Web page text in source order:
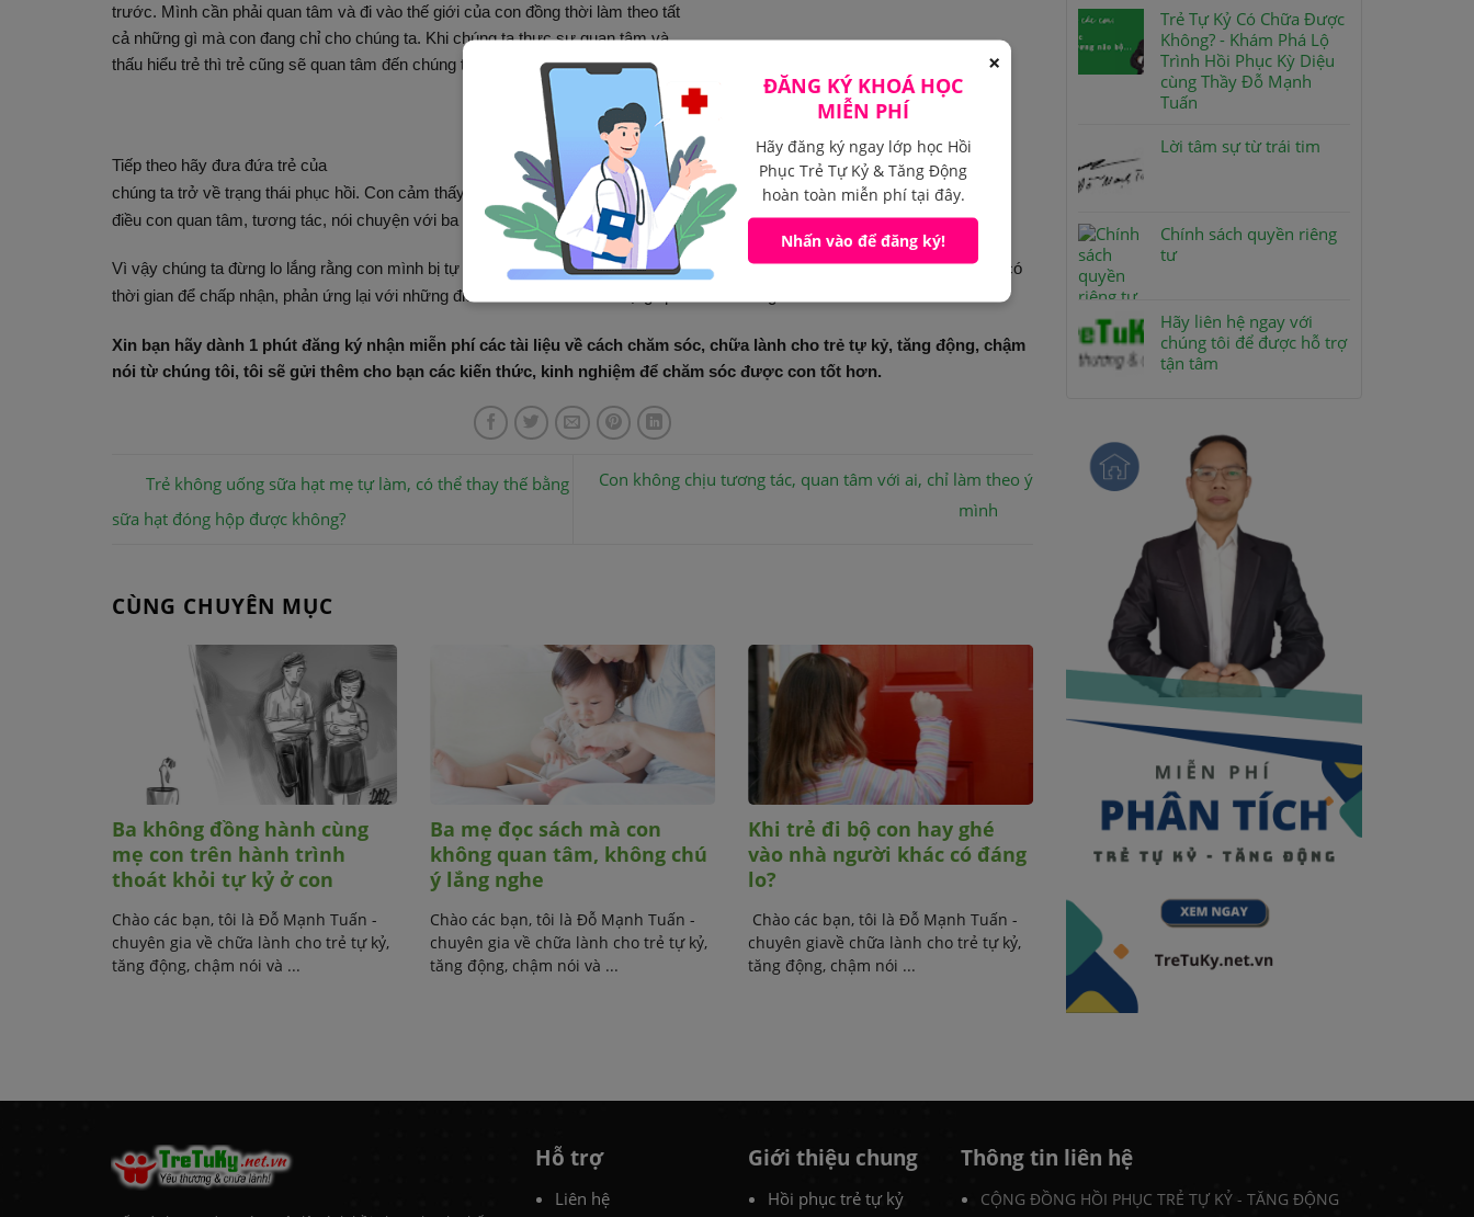
trước. Mình cần phải quan tâm và đi vào thế giới của con đồng thời làm theo tất
cả những gì mà con đang chỉ cho chúng ta. Khi chúng ta thực sự quan tâm và
thấu hiểu trẻ thì trẻ cũng sẽ quan tâm đến chúng ta.
Tiếp theo hãy đưa đứa trẻ của
chúng ta trở về trạng thái phục hồi. Con cảm thấy an toàn, cảm thấy dễ chịu thì
điều con quan tâm, tương tác, nói chuyện với ba mẹ là điều hiển nhiên.
Vì vậy chúng ta đừng lo lắng rằng con mình bị tự kỷ thì sẽ không hiểu những gì mình nói. Chắc chắn con hiểu, chỉ là con cần có
thời gian để chấp nhận, phản ứng lại với những điều ta nói. Và con cần sự giúp đỡ của chúng ta để trở lên tốt hơn.
Xin bạn hãy dành 1 phút đăng ký nhận miễn phí các tài liệu về cách chăm sóc, chữa lành cho trẻ tự kỷ, tăng động, chậm
nói từ chúng tôi, tôi sẽ gửi thêm cho bạn các kiến thức, kinh nghiệm để chăm sóc được con tốt hơn.
Trẻ không uống sữa hạt mẹ tự làm, có thể thay thế bằng
sữa hạt đóng hộp được không?
Con không chịu tương tác, quan tâm với ai, chỉ làm theo ý
mình
CÙNG CHUYÊN MỤC
Ba không đồng hành cùng
mẹ con trên hành trình
thoát khỏi tự kỷ ở con
Chào các bạn, tôi là Đỗ Mạnh Tuấn -
chuyên gia về chữa lành cho trẻ tự kỷ,
tăng động, chậm nói và ...
Ba mẹ đọc sách mà con
không quan tâm, không chú
ý lắng nghe
Chào các bạn, tôi là Đỗ Mạnh Tuấn -
chuyên gia về chữa lành cho trẻ tự kỷ,
tăng động, chậm nói và ...
Khi trẻ đi bộ con hay ghé
vào nhà người khác có đáng
lo?
Chào các bạn, tôi là Đỗ Mạnh Tuấn -
chuyên giavề chữa lành cho trẻ tự kỷ,
tăng động, chậm nói ...
Con rất bướng, không vâng
lời ba mẹ thì phải làm sao?
Chào các bạn, tôi là Đỗ Mạnh Tuấn -
chuyên gia về chữa lành cho trẻ tự kỷ,
tăng động, chậm nói và ...
Trẻ Tự Kỷ Có Chữa Được
Không? - Khám Phá Lộ
Trình Hồi Phục Kỳ Diệu
cùng Thầy Đỗ Mạnh
Tuấn
Lời tâm sự từ trái tim
Chính sách quyền riêng
tư
Hãy liên hệ ngay với
chúng tôi để được hỗ trợ
tận tâm
Hỗ trợ
Liên hệ
Giới thiệu chung
Hồi phục trẻ tự kỷ
Thông tin liên hệ
CỘNG ĐỒNG HỒI PHỤC TRẺ TỰ KỶ - TĂNG ĐỘNG
×
ĐĂNG KÝ KHOÁ HỌC
MIỄN PHÍ
Hãy đăng ký ngay lớp học Hồi
Phục Trẻ Tự Kỷ & Tăng Động
hoàn toàn miễn phí tại đây.
Nhấn vào để đăng ký!